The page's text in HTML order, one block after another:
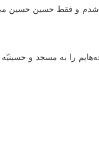
و فقط حسین حسین
را به مسجد و